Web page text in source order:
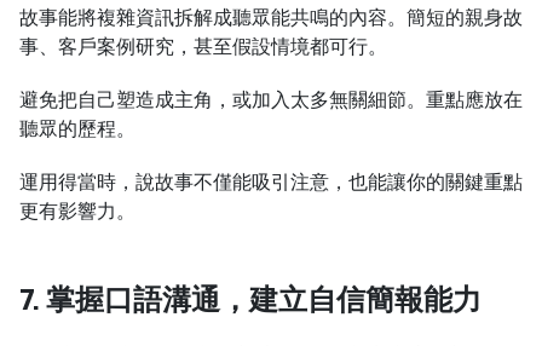
故事能將複雜資訊拆解成聽眾能共鳴的內容。簡短的親身故
事、客戶案例研究，甚至假設情境都可行。
避免把自己塑造成主角，或加入太多無關細節。重點應放在
聽眾的歷程。
運用得當時，說故事不僅能吸引注意，也能讓你的關鍵重點
更有影響力。
7. 掌握口語溝通，建立自信簡報能力